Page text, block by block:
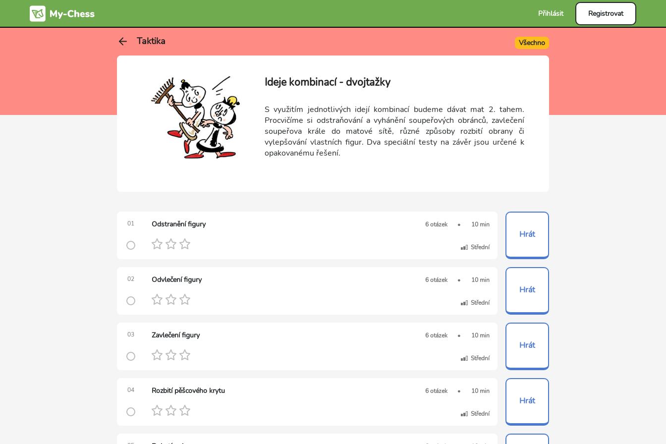
Přihlásit Registrovat
Taktika Všechno
Ideje kombinací - dvojtažky
S využitím jednotlivých idejí kombinací budeme dávat mat 2. tahem.
Procvičíme si odstraňování a vyhánění soupeřových obránců, zavlečení
soupeřova krále do matové sítě, různé způsoby rozbití obrany či
vylepšování vlastních figur. Dva speciální testy na závěr jsou určené k
opakovanému řešení.
01 Odstranění figury 6 otázek • 10 min
Střední
Hrát
02 Odvlečení figury 6 otázek • 10 min
Střední
Hrát
03 Zavlečení figury 6 otázek • 10 min
Střední
Hrát
04 Rozbití pěšcového krytu 6 otázek • 10 min
Střední
Hrát